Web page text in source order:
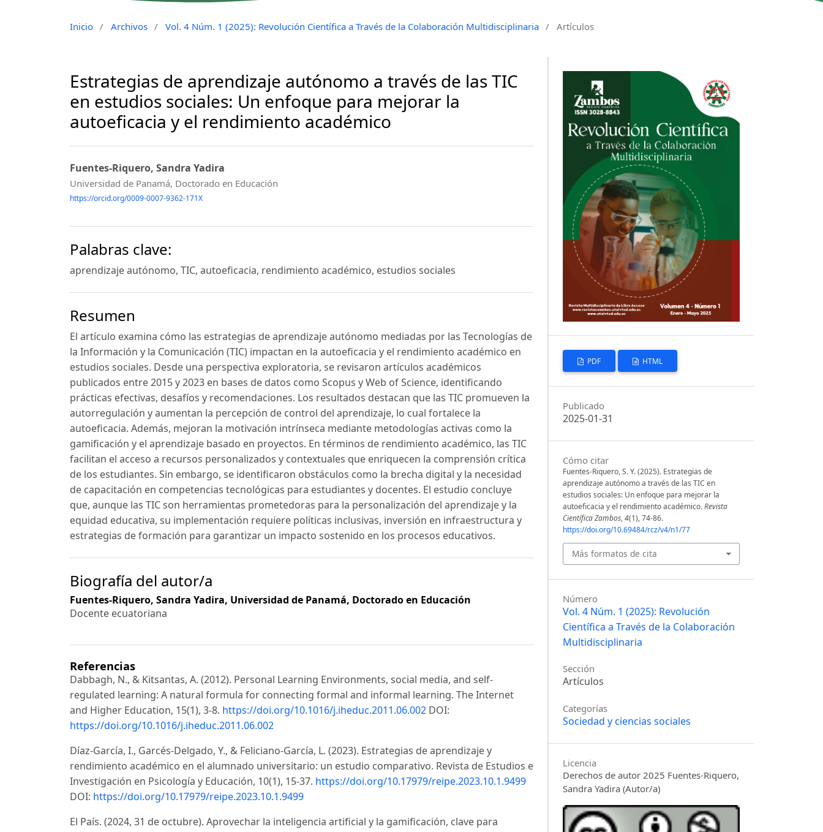
Inicio / Archivos / Vol. 4 Núm. 1 (2025): Revolución Científica a Través de la Colaboración Multidisciplinaria / Artículos
Estrategias de aprendizaje autónomo a través de las TIC
en estudios sociales: Un enfoque para mejorar la
autoeficacia y el rendimiento académico
Fuentes-Riquero, Sandra Yadira
Universidad de Panamá, Doctorado en Educación
https://orcid.org/0009-0007-9362-171X
Palabras clave:
aprendizaje autónomo, TIC, autoeficacia, rendimiento académico, estudios sociales
Resumen
El artículo examina cómo las estrategias de aprendizaje autónomo mediadas por las Tecnologías de
la Información y la Comunicación (TIC) impactan en la autoeficacia y el rendimiento académico en
estudios sociales. Desde una perspectiva exploratoria, se revisaron artículos académicos
publicados entre 2015 y 2023 en bases de datos como Scopus y Web of Science, identificando
prácticas efectivas, desafíos y recomendaciones. Los resultados destacan que las TIC promueven la
autorregulación y aumentan la percepción de control del aprendizaje, lo cual fortalece la
autoeficacia. Además, mejoran la motivación intrínseca mediante metodologías activas como la
gamificación y el aprendizaje basado en proyectos. En términos de rendimiento académico, las TIC
facilitan el acceso a recursos personalizados y contextuales que enriquecen la comprensión crítica
de los estudiantes. Sin embargo, se identificaron obstáculos como la brecha digital y la necesidad
de capacitación en competencias tecnológicas para estudiantes y docentes. El estudio concluye
que, aunque las TIC son herramientas prometedoras para la personalización del aprendizaje y la
equidad educativa, su implementación requiere políticas inclusivas, inversión en infraestructura y
estrategias de formación para garantizar un impacto sostenido en los procesos educativos.
Biografía del autor/a
Fuentes-Riquero, Sandra Yadira, Universidad de Panamá, Doctorado en Educación
Docente ecuatoriana
Referencias
Dabbagh, N., & Kitsantas, A. (2012). Personal Learning Environments, social media, and self-
regulated learning: A natural formula for connecting formal and informal learning. The Internet
and Higher Education, 15(1), 3-8. https://doi.org/10.1016/j.iheduc.2011.06.002 DOI:
https://doi.org/10.1016/j.iheduc.2011.06.002
Díaz-García, I., Garcés-Delgado, Y., & Feliciano-García, L. (2023). Estrategias de aprendizaje y
rendimiento académico en el alumnado universitario: un estudio comparativo. Revista de Estudios e
Investigación en Psicología y Educación, 10(1), 15-37. https://doi.org/10.17979/reipe.2023.10.1.9499
DOI: https://doi.org/10.17979/reipe.2023.10.1.9499
El País. (2024, 31 de octubre). Aprovechar la inteligencia artificial y la gamificación, clave para
PDF HTML
Publicado
2025-01-31
Cómo citar
Fuentes-Riquero, S. Y. (2025). Estrategias de
aprendizaje autónomo a través de las TIC en
estudios sociales: Un enfoque para mejorar la
autoeficacia y el rendimiento académico.Revista
Científica Zambos,4(1), 74-86.
https://doi.org/10.69484/rcz/v4/n1/77
Más formatos de cita
Número
Vol. 4 Núm. 1 (2025): Revolución
Científica a Través de la Colaboración
Multidisciplinaria
Sección
Artículos
Categorías
Sociedad y ciencias sociales
Licencia
Derechos de autor 2025 Fuentes-Riquero,
Sandra Yadira (Autor/a)